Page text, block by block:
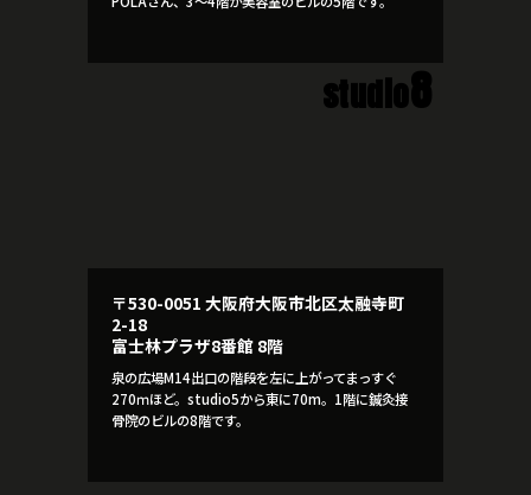
studio8
〒530-0051 大阪府大阪市北区太融寺町
2-18
富士林プラザ8番館 8階
泉の広場M14出口の階段を左に上がってまっすぐ
270ｍほど。studio5から東に70m。1階に鍼灸接
骨院のビルの8階です。